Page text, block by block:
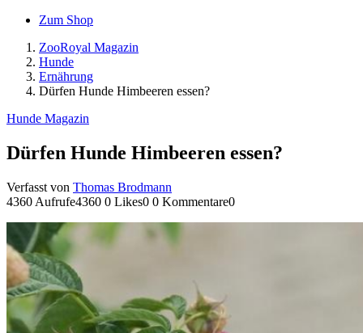
Zum Shop
ZooRoyal Magazin
Hunde
Ernährung
Dürfen Hunde Himbeeren essen?
Hunde Magazin
Dürfen Hunde Himbeeren essen?
Verfasst von Thomas Brodmann
4360 Aufrufe4360 0 Likes0 0 Kommentare0